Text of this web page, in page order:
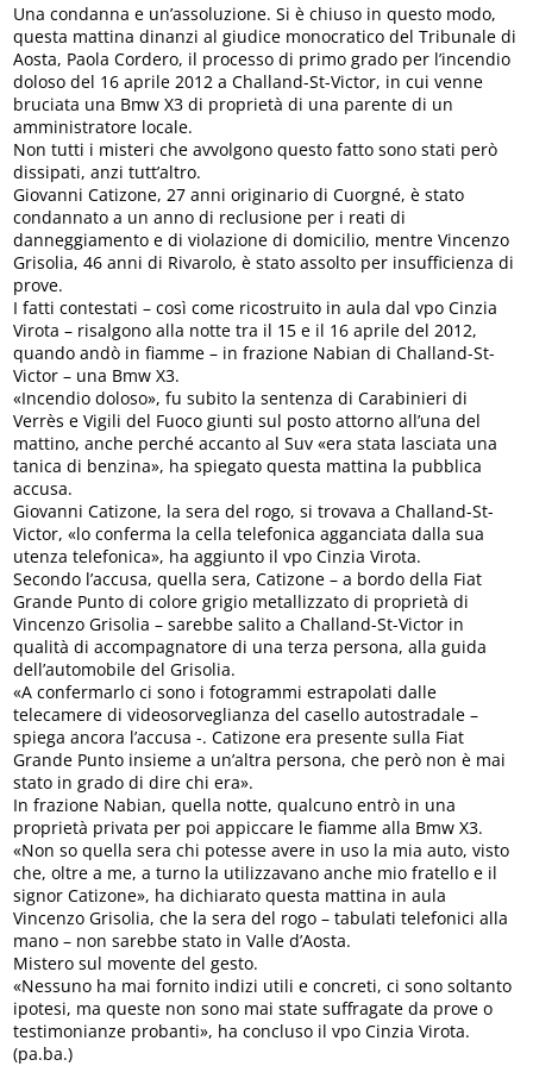
Una condanna e un’assoluzione. Si è chiuso in questo modo,
questa mattina dinanzi al giudice monocratico del Tribunale di
Aosta, Paola Cordero, il processo di primo grado per l’incendio
doloso del 16 aprile 2012 a Challand-St-Victor, in cui venne
bruciata una Bmw X3 di proprietà di una parente di un
amministratore locale.
Non tutti i misteri che avvolgono questo fatto sono stati però
dissipati, anzi tutt’altro.
Giovanni Catizone, 27 anni originario di Cuorgné, è stato
condannato a un anno di reclusione per i reati di
danneggiamento e di violazione di domicilio, mentre Vincenzo
Grisolia, 46 anni di Rivarolo, è stato assolto per insufficienza di
prove.
I fatti contestati – così come ricostruito in aula dal vpo Cinzia
Virota – risalgono alla notte tra il 15 e il 16 aprile del 2012,
quando andò in fiamme – in frazione Nabian di Challand-St-
Victor – una Bmw X3.
«Incendio doloso», fu subito la sentenza di Carabinieri di
Verrès e Vigili del Fuoco giunti sul posto attorno all’una del
mattino, anche perché accanto al Suv «era stata lasciata una
tanica di benzina», ha spiegato questa mattina la pubblica
accusa.
Giovanni Catizone, la sera del rogo, si trovava a Challand-St-
Victor, «lo conferma la cella telefonica agganciata dalla sua
utenza telefonica», ha aggiunto il vpo Cinzia Virota.
Secondo l’accusa, quella sera, Catizone – a bordo della Fiat
Grande Punto di colore grigio metallizzato di proprietà di
Vincenzo Grisolia – sarebbe salito a Challand-St-Victor in
qualità di accompagnatore di una terza persona, alla guida
dell’automobile del Grisolia.
«A confermarlo ci sono i fotogrammi estrapolati dalle
telecamere di videosorveglianza del casello autostradale –
spiega ancora l’accusa -. Catizone era presente sulla Fiat
Grande Punto insieme a un’altra persona, che però non è mai
stato in grado di dire chi era».
In frazione Nabian, quella notte, qualcuno entrò in una
proprietà privata per poi appiccare le fiamme alla Bmw X3.
«Non so quella sera chi potesse avere in uso la mia auto, visto
che, oltre a me, a turno la utilizzavano anche mio fratello e il
signor Catizone», ha dichiarato questa mattina in aula
Vincenzo Grisolia, che la sera del rogo – tabulati telefonici alla
mano – non sarebbe stato in Valle d’Aosta.
Mistero sul movente del gesto.
«Nessuno ha mai fornito indizi utili e concreti, ci sono soltanto
ipotesi, ma queste non sono mai state suffragate da prove o
testimonianze probanti», ha concluso il vpo Cinzia Virota.
(pa.ba.)